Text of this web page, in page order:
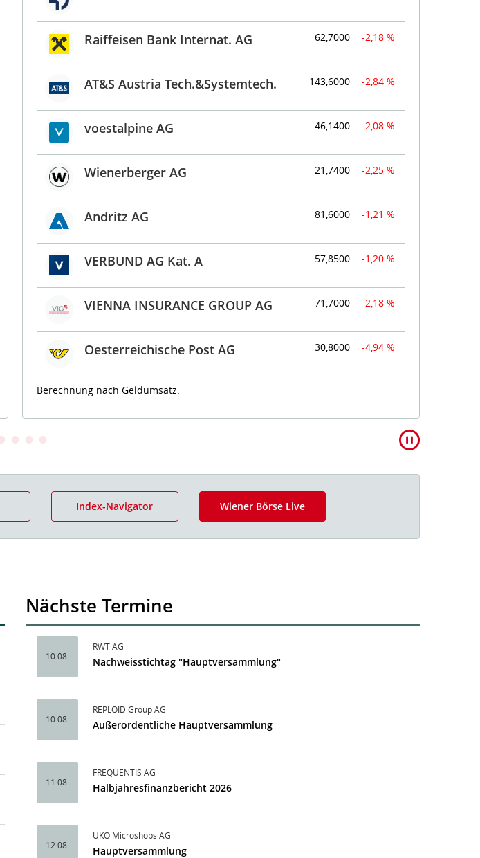
Raiffeisen Bank Internat. AG 62,7000 -2,18 %
AT&S Austria Tech.&Systemtech. 143,6000 -2,84 %
voestalpine AG 46,1400 -2,08 %
Wienerberger AG 21,7400 -2,25 %
Andritz AG 81,6000 -1,21 %
VERBUND AG Kat. A 57,8500 -1,20 %
VIENNA INSURANCE GROUP AG 71,7000 -2,18 %
Oesterreichische Post AG 30,8000 -4,94 %
Berechnung nach Geldumsatz.
Index-Navigator Wiener Börse Live
Nächste Termine
10.08.
RWT AG
Nachweisstichtag "Hauptversammlung"
10.08.
REPLOID Group AG
Außerordentliche Hauptversammlung
11.08.
FREQUENTIS AG
Halbjahresfinanzbericht 2026
12.08.
UKO Microshops AG
Hauptversammlung